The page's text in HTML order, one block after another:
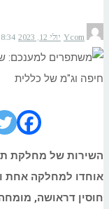
Ycom יולי 12, 2023 8:34 am
השירות של מחלקת
אוחדו למחלקה אחת
חוסין דראושה,